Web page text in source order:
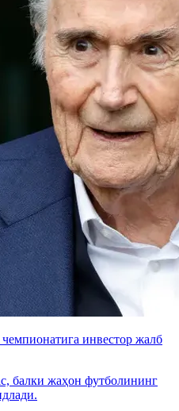
инвестор жалб
балки жаҳон футболининг